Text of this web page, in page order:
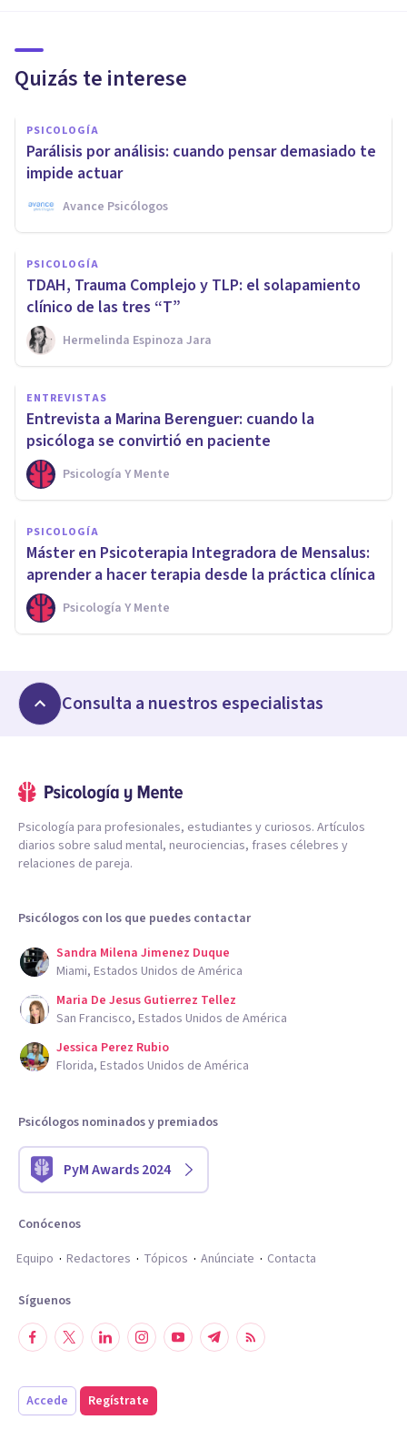
Quizás te interese
PSICOLOGÍA
Parálisis por análisis: cuando pensar demasiado te
impide actuar
Avance Psicólogos
PSICOLOGÍA
TDAH, Trauma Complejo y TLP: el solapamiento
clínico de las tres “T”
Hermelinda Espinoza Jara
ENTREVISTAS
Entrevista a Marina Berenguer: cuando la
psicóloga se convirtió en paciente
Psicología Y Mente
PSICOLOGÍA
Máster en Psicoterapia Integradora de Mensalus:
aprender a hacer terapia desde la práctica clínica
Psicología Y Mente
Consulta a nuestros especialistas
Psicología para profesionales, estudiantes y curiosos. Artículos
diarios sobre salud mental, neurociencias, frases célebres y
relaciones de pareja.
Psicólogos con los que puedes contactar
Sandra Milena Jimenez Duque
Miami, Estados Unidos de América
Maria De Jesus Gutierrez Tellez
San Francisco, Estados Unidos de América
Jessica Perez Rubio
Florida, Estados Unidos de América
Psicólogos nominados y premiados
PyM Awards 2024
Conócenos
Equipo
Redactores Tópicos Anúnciate Contacta
Síguenos
Accede Regístrate